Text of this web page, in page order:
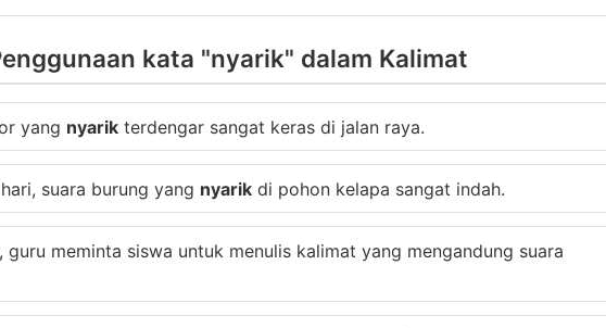
kata "nyarik" dalam Kalimat
yang nyarik terdengar sangat keras di jalan raya.
suara burung yang nyarik di pohon kelapa sangat indah.
guru meminta siswa untuk menulis kalimat yang mengandung suara